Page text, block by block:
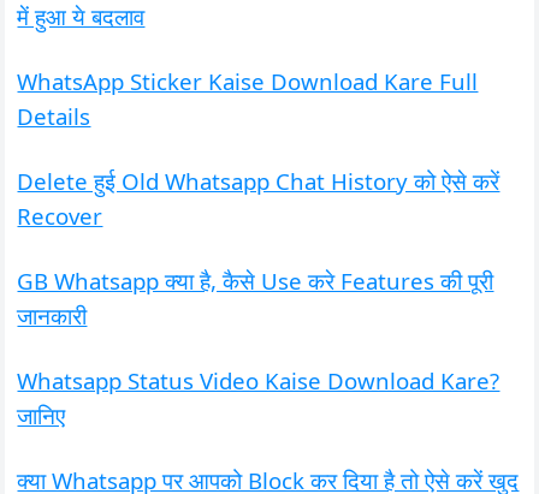
में हुआ ये बदलाव
WhatsApp Sticker Kaise Download Kare Full
Details
Delete हुई Old Whatsapp Chat History को ऐसे करें
Recover
GB Whatsapp क्या है, कैसे Use करे Features की पूरी
जानकारी
Whatsapp Status Video Kaise Download Kare?
जानिए
क्या Whatsapp पर आपको Block कर दिया है तो ऐसे करें खुद